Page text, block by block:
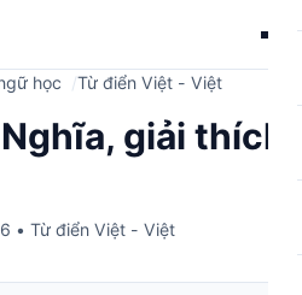
học Từ điển Việt - Việt
giải thích
• Từ điển Việt - Việt